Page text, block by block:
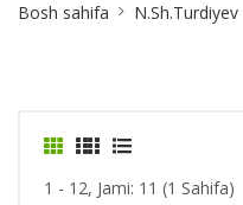
Breadcrumb
Bosh sahifa N.Sh.Turdiyev
1 - 12, Jami: 11 (1 Sahifa)